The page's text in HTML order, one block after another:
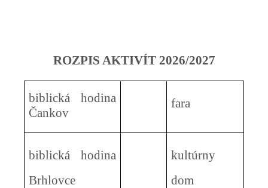
ROZPIS AKTIVÍT 2026/2027
biblická hodina
Čankov
fara
biblická hodina
Brhlovce
kultúrny
dom